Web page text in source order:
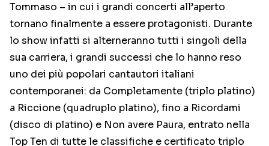
Tommaso – in cui i grandi concerti all’aperto
tornano finalmente a essere protagonisti. Durante
lo show infatti si alterneranno tutti i singoli della
sua carriera, i grandi successi che lo hanno reso
uno dei più popolari cantautori italiani
contemporanei: da Completamente (triplo platino)
a Riccione (quadruplo platino), fino a Ricordami
(disco di platino) e Non avere Paura, entrato nella
Top Ten di tutte le classifiche e certificato triplo